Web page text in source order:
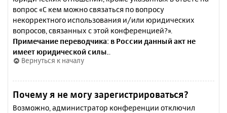
вопрос «С кем можно связаться по вопросу
некорректного использования и/или юридических
вопросов, связанных с этой конференцией?».
Примечание переводчика: в России данный акт не
имеет юридической силы.
Вернуться к началу
Почему я не могу зарегистрироваться?
Возможно, администратор конференции отключил